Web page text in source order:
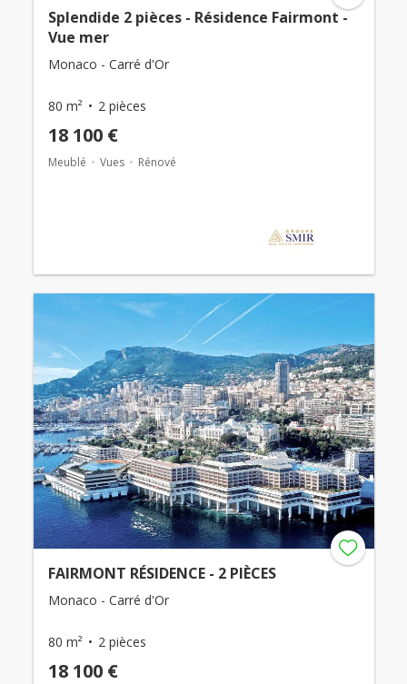
Splendide 2 pièces - Résidence Fairmont -
Vue mer
Monaco - Carré d'Or
80 m² 2 pièces
18 100 €
Meublé Vues Rénové
FAIRMONT RÉSIDENCE - 2 PIÈCES
Monaco - Carré d'Or
80 m² 2 pièces
18 100 €